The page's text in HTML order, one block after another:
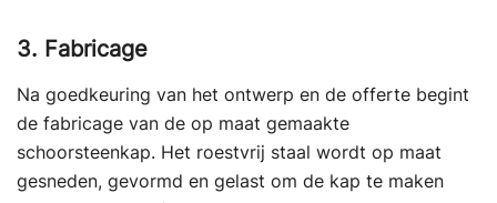
3. Fabricage
Na goedkeuring van het ontwerp en de offerte begint
de fabricage van de op maat gemaakte
schoorsteenkap. Het roestvrij staal wordt op maat
gesneden, gevormd en gelast om de kap te maken